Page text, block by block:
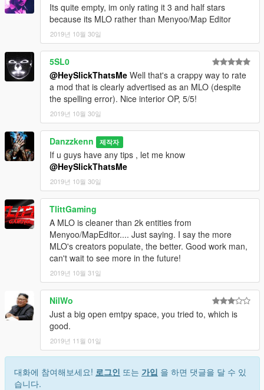
Its quite empty, im only rating it 3 and half stars
because its MLO rather than Menyoo/Map Editor
2019년 10월 30일
5SL0
@HeySlickThatsMe Well that's a crappy way to rate
a mod that is clearly advertised as an MLO (despite
the spelling error). Nice interior OP, 5/5!
2019년 10월 30일
Danzzkenn 제작자
If u guys have any tips , let me know
@HeySlickThatsMe
2019년 10월 30일
TlittGaming
A MLO is cleaner than 2k entities from
Menyoo/MapEditor.... Just saying. I say the more
MLO's creators populate, the better. Good work man,
can't wait to see more in the future!
2019년 10월 31일
NilWo
Just a big open emtpy space, you tried to, which is
good.
2019년 11월 01일
대화에 참여해보세요! 로그인 또는 가입 을 하면 댓글을 달 수 있
습니다.